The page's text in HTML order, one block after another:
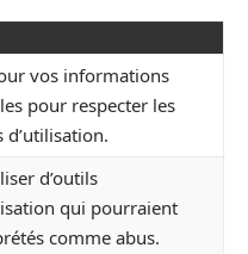
vos informations
pour respecter les
d’outils
qui pourraient
comme abus.